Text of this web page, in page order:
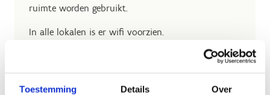
Toestemming Details Over
ruimte worden gebruikt.
In alle lokalen is er wifi voorzien.